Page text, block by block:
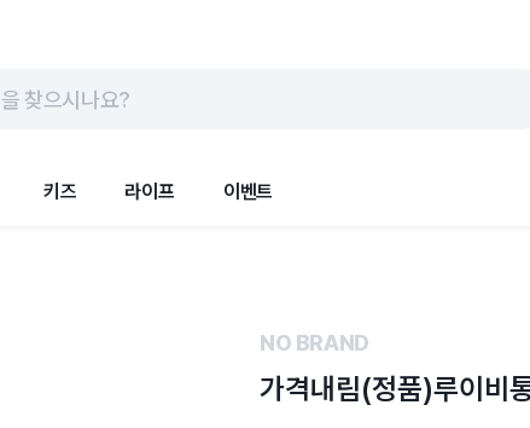
찾으시나요?
키즈 라이프 이벤트
NO BRAND
가격내림(정품)루이비